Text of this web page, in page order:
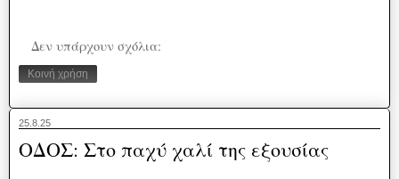
Δεν υπάρχουν σχόλια:
Κοινή χρήση
25.8.25
ΟΔΟΣ: Στο παχύ χαλί της εξουσίας